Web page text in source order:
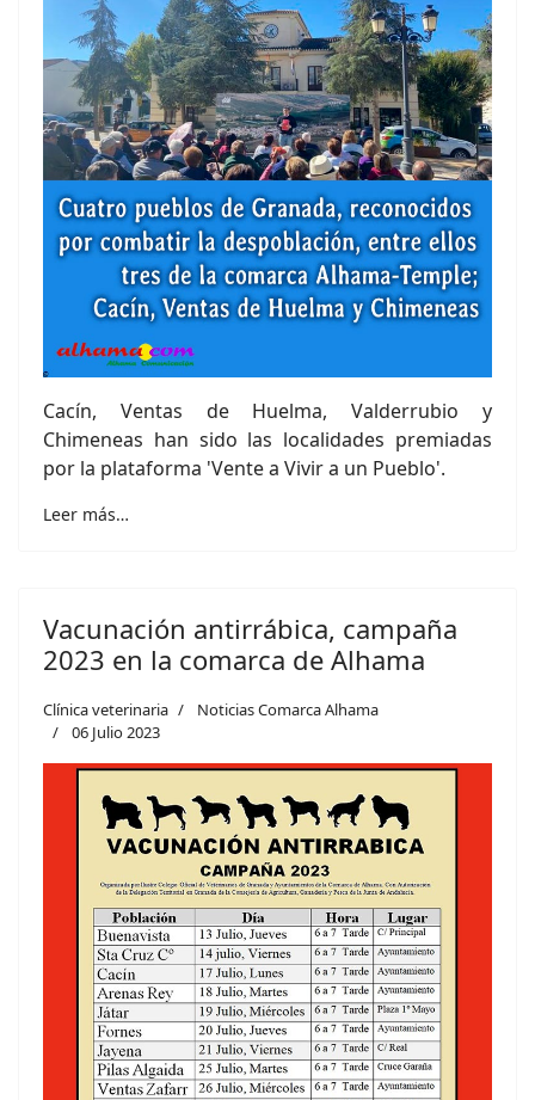
Cacín, Ventas de Huelma, Valderrubio y
Chimeneas han sido las localidades premiadas
por la plataforma 'Vente a Vivir a un Pueblo'.
Leer más…
Vacunación antirrábica, campaña
2023 en la comarca de Alhama
Clínica veterinaria
Noticias Comarca Alhama
06 Julio 2023